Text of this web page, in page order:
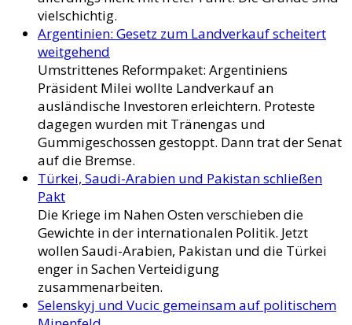
vielschichtig.
Argentinien: Gesetz zum Landverkauf scheitert
weitgehend
Umstrittenes Reformpaket: Argentiniens
Präsident Milei wollte Landverkauf an
ausländische Investoren erleichtern. Proteste
dagegen wurden mit Tränengas und
Gummigeschossen gestoppt. Dann trat der Senat
auf die Bremse.
Türkei, Saudi-Arabien und Pakistan schließen
Pakt
Die Kriege im Nahen Osten verschieben die
Gewichte in der internationalen Politik. Jetzt
wollen Saudi-Arabien, Pakistan und die Türkei
enger in Sachen Verteidigung
zusammenarbeiten.
Selenskyj und Vucic gemeinsam auf politischem